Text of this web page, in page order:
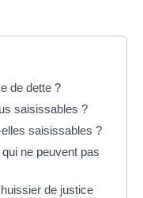
de dette ?
saisissables ?
saisissables ?
ne peuvent pas
de justice